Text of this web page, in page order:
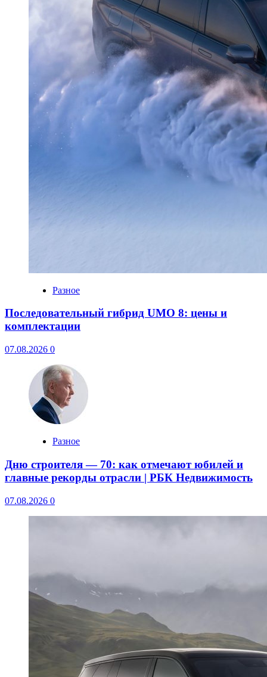
Разное
Последовательный гибрид UMO 8: цены и
комплектации
07.08.2026 0
Разное
Дню строителя — 70: как отмечают юбилей и
главные рекорды отрасли | РБК Недвижимость
07.08.2026 0